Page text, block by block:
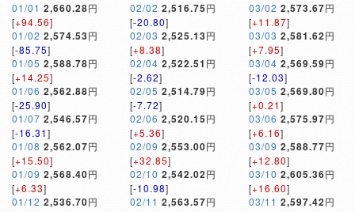
01/01 2,660.28円
[+94.56]
01/02 2,574.53円
[-85.75]
01/05 2,588.78円
[+14.25]
01/06 2,562.88円
[-25.90]
01/07 2,546.57円
[-16.31]
01/08 2,562.07円
[+15.50]
01/09 2,568.40円
[+6.33]
01/12 2,536.70円
02/02 2,516.75円
[-20.80]
02/03 2,525.13円
[+8.38]
02/04 2,522.51 円
[-2.62]
02/05 2,514.79円
[-7.72]
02/06 2,520.15円
[+5.36]
02/09 2,553.00円
[+32.85]
02/10 2,542.02円
[-10.98]
02/11 2,563.57円
03/02 2,573.67円
[+11.87]
03/03 2,581.62円
[+7.95]
03/04 2,569.59円
[-12.03]
03/05 2,569.80円
[+0.21]
03/06 2,575.97円
[+6.16]
03/09 2,588.77円
[+12.80]
03/10 2,605.36円
[+16.60]
03/11 2,597.42円